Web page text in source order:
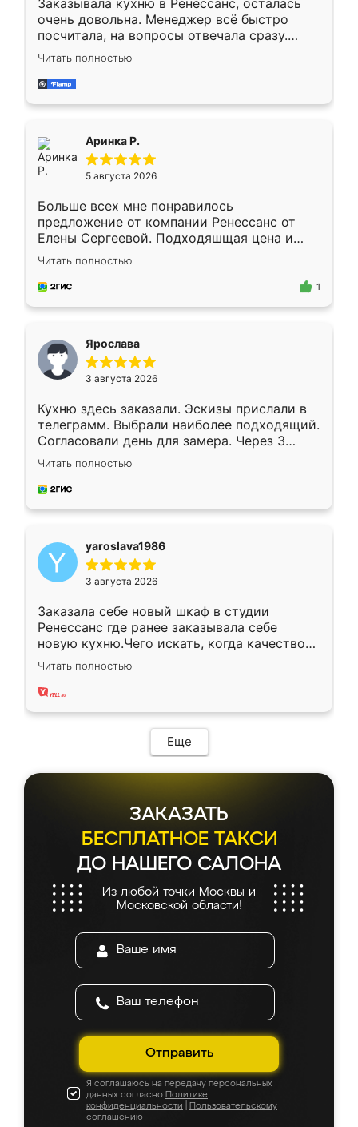
Заказывала кухню в Ренессанс, осталась
очень довольна. Менеджер всё быстро
посчитала, на вопросы отвечала сразу.
Замерщик приехал в субботу, подошёл к
делу со всей ответственностью. Собрали
за день, ребята работали аккуратно, даже
Читать полностью
Аринка Р.
5 августа 2026
Больше всех мне понравилось
предложение от компании Ренессанс от
Елены Сергеевой. Подходяшщая цена и
короткие сроки изготовления. Приехавший
для замера сотрудник Владислав
предложил по моему эскизу самый
Читать полностью
1
Ярослава
3 августа 2026
Кухню здесь заказали. Эскизы прислали в
телеграмм. Выбрали наиболее подходящий.
Согласовали день для замера. Через 3
недели кухня была уже готова. Остались
довольны работой. Спасибо Ренессанс
мебель за качественную работу!
Читать полностью
yaroslava1986
3 августа 2026
Заказала себе новый шкаф в студии
Ренессанс где ранее заказывала себе
новую кухню.Чего искать, когда качеством
вполне довольна. Служит кухня уже почти
два года, нареканий нет.
Читать полностью
Еще
ЗАКАЗАТЬ
БЕСПЛАТНОЕ ТАКСИ
ДО НАШЕГО САЛОНА
Из любой точки Москвы и
Московской области!
Отправить
Я соглашаюсь на передачу персональных
данных согласно Политике
конфиденциальности
Пользовательскому
соглашению